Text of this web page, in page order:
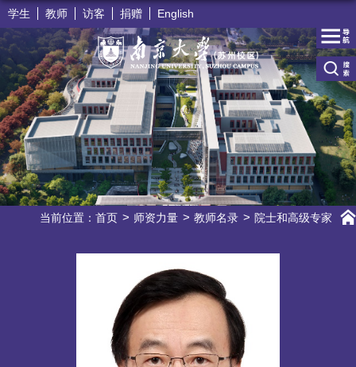
学生 教师 访客 捐赠 English
当前位置： 首页 师资力量 教师名录 院士和高级专家